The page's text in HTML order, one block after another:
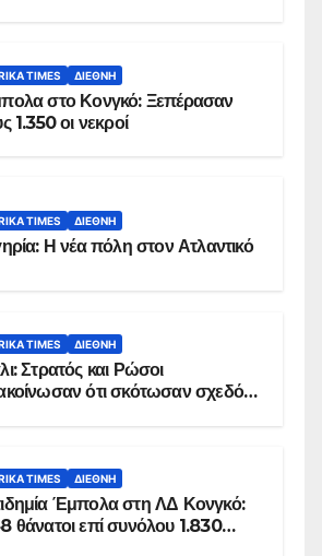
TIMES ΔΙΕΘΝΉ
στο Κονγκό: Ξεπέρασαν
1.350 οι νεκροί
TIMES ΔΙΕΘΝΉ
Η νέα πόλη στον Ατλαντικό
TIMES ΔΙΕΘΝΉ
Στρατός και Ρώσοι
ότι σκότωσαν σχεδόν
TIMES ΔΙΕΘΝΉ
Έμπολα στη ΛΔ Κονγκό:
θάνατοι επί συνόλου 1.830